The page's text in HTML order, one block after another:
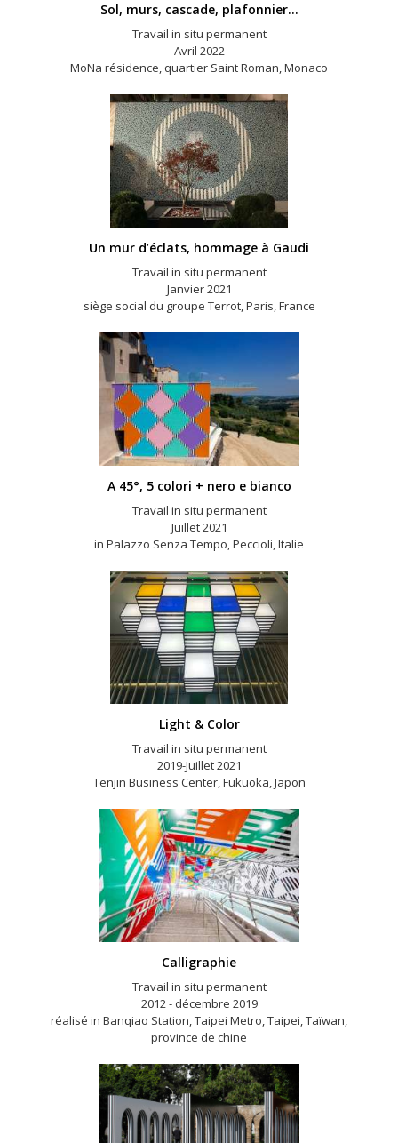
Sol, murs, cascade, plafonnier…
Travail in situ permanent
Avril 2022
MoNa résidence, quartier Saint Roman, Monaco
Un mur d’éclats, hommage à Gaudi
Travail in situ permanent
Janvier 2021
siège social du groupe Terrot, Paris, France
A 45°, 5 colori + nero e bianco
Travail in situ permanent
Juillet 2021
in Palazzo Senza Tempo, Peccioli, Italie
Light & Color
Travail in situ permanent
2019-Juillet 2021
Tenjin Business Center, Fukuoka, Japon
Calligraphie
Travail in situ permanent
2012 - décembre 2019
réalisé in Banqiao Station, Taipei Metro, Taipei, Taïwan,
province de chine